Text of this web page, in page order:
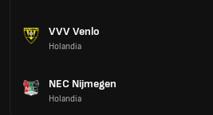
VVV Venlo
Holandia
NEC Nijmegen
Holandia